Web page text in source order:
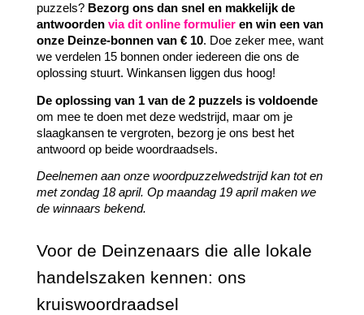
puzzels? Bezorg ons dan snel en makkelijk de
antwoorden via dit online formulier en win een van
onze Deinze-bonnen van € 10. Doe zeker mee, want
we verdelen 15 bonnen onder iedereen die ons de
oplossing stuurt. Winkansen liggen dus hoog!
De oplossing van 1 van de 2 puzzels is voldoende
om mee te doen met deze wedstrijd, maar om je
slaagkansen te vergroten, bezorg je ons best het
antwoord op beide woordraadsels.
Deelnemen aan onze woordpuzzelwedstrijd kan tot en
met zondag 18 april. Op maandag 19 april maken we
de winnaars bekend.
Voor de Deinzenaars die alle lokale
handelszaken kennen: ons
kruiswoordraadsel